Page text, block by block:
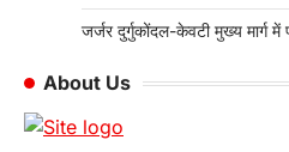
जर्जर दुर्गुकोंदल-केवटी मुख्य मार्ग में
About Us
1
रोग परामर्श
अनिल सक्सेना की